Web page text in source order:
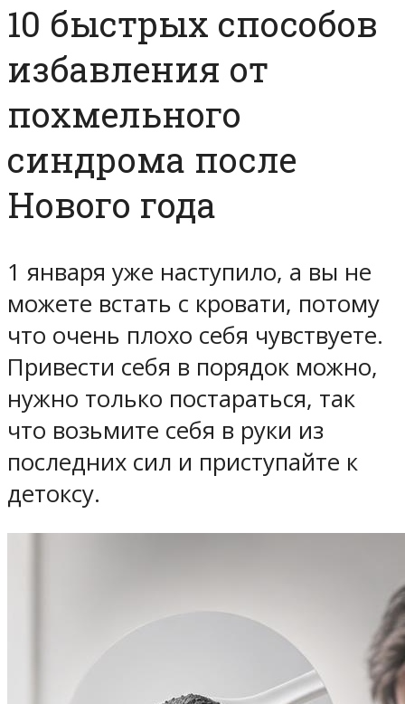
10 быстрых способов
избавления от
похмельного
синдрома после
Нового года
1 января уже наступило, а вы не
можете встать с кровати, потому
что очень плохо себя чувствуете.
Привести себя в порядок можно,
нужно только постараться, так
что возьмите себя в руки из
последних сил и приступайте к
детоксу.